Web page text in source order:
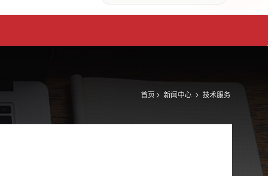
首页 > 新闻中心 > 技术服务